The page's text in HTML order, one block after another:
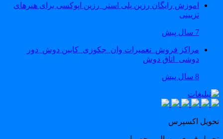
اموزش رایگان رزین پلی استر_رزین اپوکسی برای هنرهای
تزیینی
مراکز فروش_تعمیرات وان_جکوزی_کابین دوش_دور
دوشی_اتاق دوش
اکسپرس